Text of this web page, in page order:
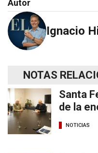
Autor
Ignacio
NOTAS
Santa
de la
NOTICIAS